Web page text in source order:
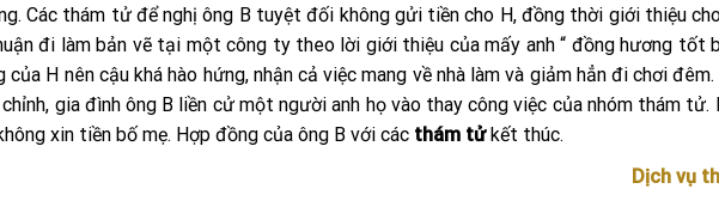
Các thám tử để nghị ông B tuyệt đối không gửi tiền cho H, đồng thời giới thiệu
đi làm bản vẽ tại một công ty theo lời giới thiệu của mấy anh “ đồng hương tốt
H nên cậu khá hào hứng, nhận cả việc mang về nhà làm và giảm hẳn đi chơi
gia đình ông B liền cử một người anh họ vào thay công việc của nhóm thám tử.
xin tiền bố mẹ. Hợp đồng của ông B với các thám tửkết thúc.
Dịch vụ